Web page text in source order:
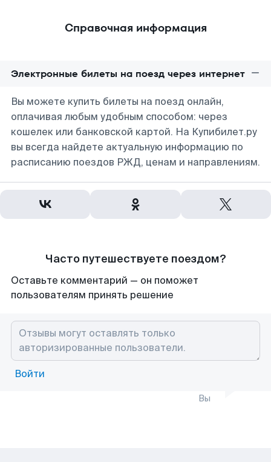
Справочная информация
Электронные билеты на поезд через интернет
Вы можете купить билеты на поезд онлайн,
оплачивая любым удобным способом: через
кошелек или банковской картой. На Купибилет.ру
вы всегда найдете актуальную информацию по
расписанию поездов РЖД, ценам и направлениям.
Часто путешествуете поездом?
Оставьте комментарий — он поможет
пользователям принять решение
Войти
Вы